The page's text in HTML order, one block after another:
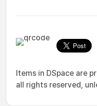
Items in DSpace are
all rights reserved,